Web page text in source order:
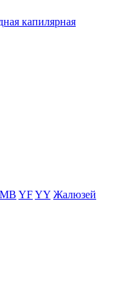
капилярная
YFYY Жалюзей